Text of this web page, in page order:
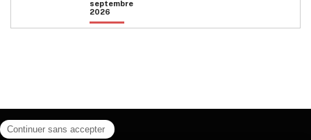
septembre
2026